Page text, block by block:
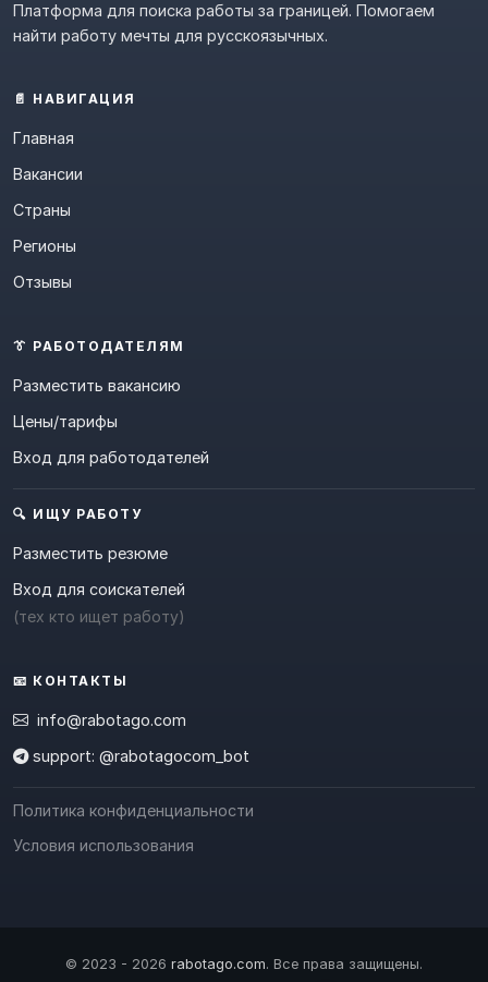
Платформа для поиска работы за границей. Помогаем
найти работу мечты для русскоязычных.
📄 НАВИГАЦИЯ
Главная
Вакансии
Страны
Регионы
Отзывы
👔 РАБОТОДАТЕЛЯМ
Разместить вакансию
Цены/тарифы
Вход для работодателей
🔍 ИЩУ РАБОТУ
Разместить резюме
Вход для соискателей
(тех кто ищет работу)
📧 КОНТАКТЫ
info@rabotago.com
support: @rabotagocom_bot
Политика конфиденциальности
Условия использования
© 2023 - 2026 rabotago.com. Все права защищены.